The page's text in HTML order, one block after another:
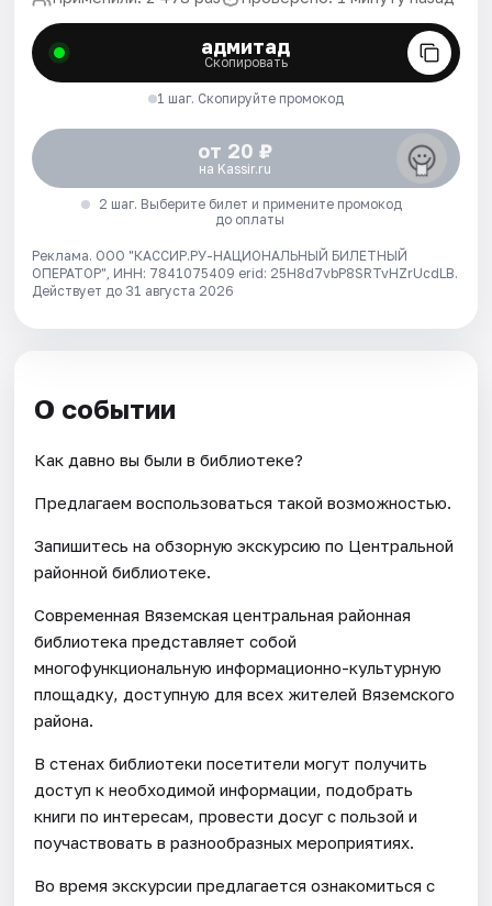
адмитад
Скопировать
1 шаг. Скопируйте промокод
от 20 ₽
на Kassir.ru
2 шаг. Выберите билет и примените промокод
до оплаты
Реклама. ООО "КАССИР.РУ-НАЦИОНАЛЬНЫЙ БИЛЕТНЫЙ
ОПЕРАТОР", ИНН: 7841075409 erid: 25H8d7vbP8SRTvHZrUcdLB.
Действует до 31 августа 2026
О событии
Как давно вы были в библиотеке?
Предлагаем воспользоваться такой возможностью.
Запишитесь на обзорную экскурсию по Центральной
районной библиотеке.
Современная Вяземская центральная районная
библиотека представляет собой
многофункциональную информационно-культурную
площадку, доступную для всех жителей Вяземского
района.
В стенах библиотеки посетители могут получить
доступ к необходимой информации, подобрать
книги по интересам, провести досуг с пользой и
поучаствовать в разнообразных мероприятиях.
Во время экскурсии предлагается ознакомиться с